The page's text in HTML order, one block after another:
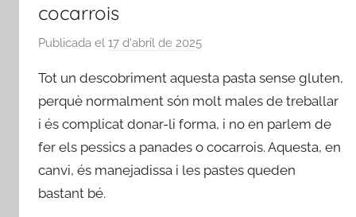
cocarrois
Publicada el 17 d'abril de 2025
r
a
d
m
Tot un descobriment aquesta pasta sense gluten,
perquè normalment són molt males de treballar
i és complicat donar-li forma, i no en parlem de
fer els pessics a panades o cocarrois. Aquesta, en
canvi, és manejadissa i les pastes queden
bastant bé.